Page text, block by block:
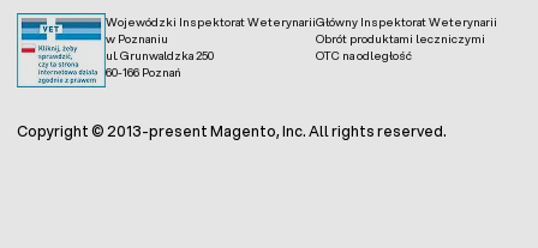
Wojewódzki Inspektorat Weterynarii
w Poznaniu
ul. Grunwaldzka 250
60-166 Poznań
Główny Inspektorat Weterynarii
Obrót produktami leczniczymi
OTC na odległość
Copyright © 2013-present Magento, Inc. All rights reserved.